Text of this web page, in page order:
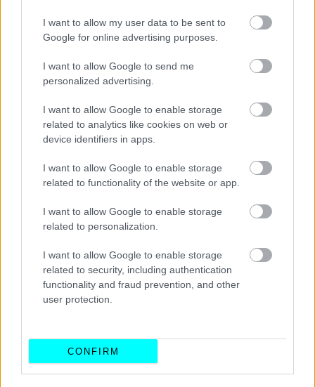
I want to allow my user data to be sent to
Google for online advertising purposes.
I want to allow Google to send me
personalized advertising.
I want to allow Google to enable storage
related to analytics like cookies on web or
device identifiers in apps.
I want to allow Google to enable storage
related to functionality of the website or app.
I want to allow Google to enable storage
related to personalization.
I want to allow Google to enable storage
related to security, including authentication
functionality and fraud prevention, and other
user protection.
CONFIRM
Φρούριο το κέντρο της Αθήνας -Πού
τοποθετήθηκαν νέες κάμερες, ποια
πρόστιμα στέλνουν στους οδηγούς